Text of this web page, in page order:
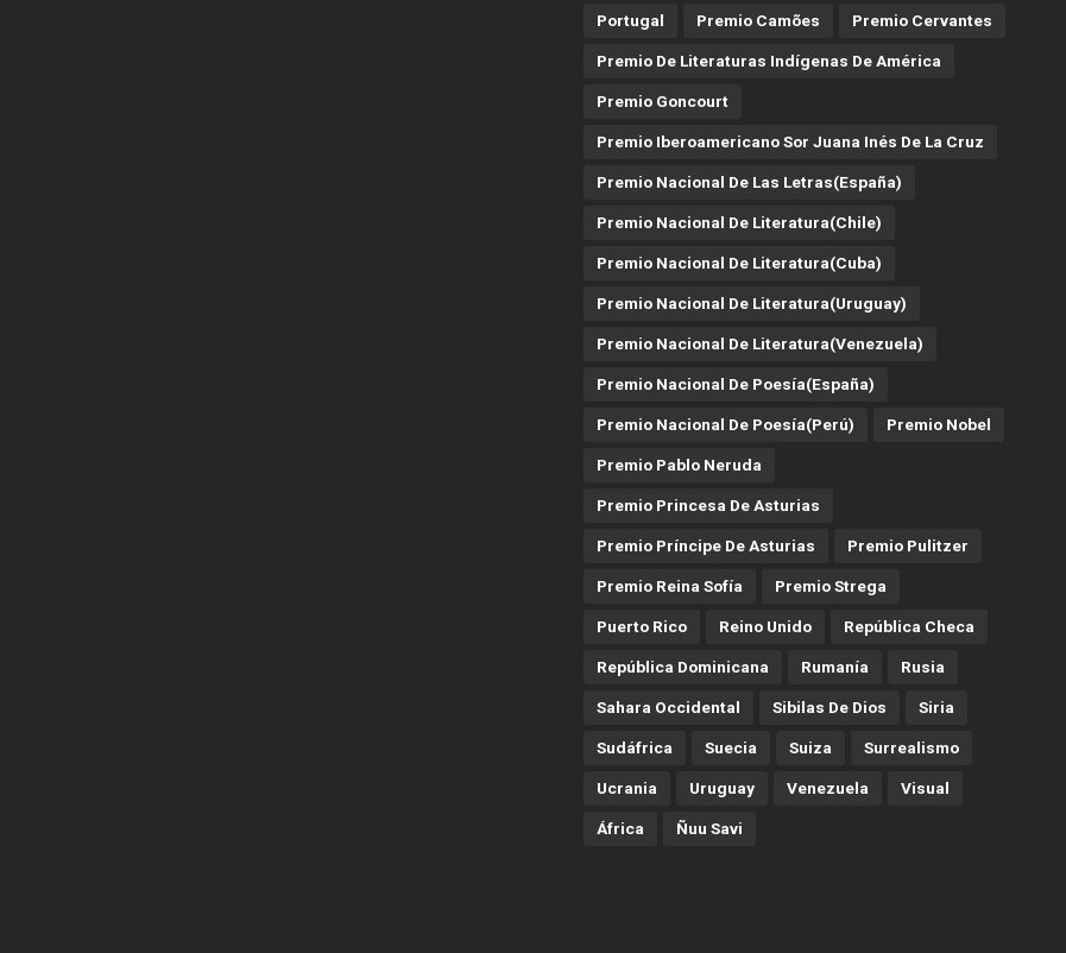
Portugal Premio Camões Premio Cervantes
Premio De Literaturas Indígenas De América
Premio Goncourt
Premio Iberoamericano Sor Juana Inés De La Cruz
Premio Nacional De Las Letras(España)
Premio Nacional De Literatura(Chile)
Premio Nacional De Literatura(Cuba)
Premio Nacional De Literatura(Uruguay)
Premio Nacional De Literatura(Venezuela)
Premio Nacional De Poesía(España)
Premio Nacional De Poesía(Perú) Premio Nobel
Premio Pablo Neruda
Premio Princesa De Asturias
Premio Príncipe De Asturias Premio Pulitzer
Premio Reina Sofía Premio Strega
Puerto Rico Reino Unido República Checa
República Dominicana Rumanía Rusia
Sahara Occidental Sibilas De Dios Siria
Sudáfrica Suecia Suiza Surrealismo
Ucrania Uruguay Venezuela Visual
África Ñuu Savi